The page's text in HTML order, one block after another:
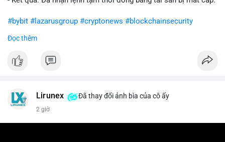
#bybit #lazarusgroup #cryptonews #blockchainsecurity
$btc $eth
#vlikevn #titanbot
Đọc thêm
Lirunex Đã thay đổi ảnh bìa của cô ấy
2 giờ